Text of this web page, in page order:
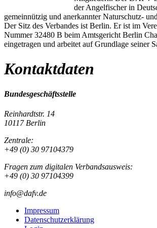
der Angelfischer in
gemeinnützig und anerkannter Naturschutz-
Der Sitz des Verbandes ist Berlin. Er ist im
Nummer 32480 B beim Amtsgericht Berlin
eingetragen und arbeitet auf Grundlage seiner
Kontaktdaten
Bundesgeschäftsstelle
Reinhardtstr. 14
10117 Berlin
Zentrale:
+49 (0) 30 97104379
Fragen zum digitalen Verbandsausweis:
+49 (0) 30 97104399
info@dafv.de
Impressum
Datenschutzerklärung